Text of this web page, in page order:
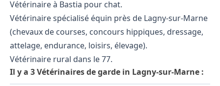
Vétérinaire à Bastia pour chat.
Vétérinaire spécialisé équin près de Lagny-sur-Marne
(chevaux de courses, concours hippiques, dressage,
attelage, endurance, loisirs, élevage).
Vétérinaire rural dans le 77.
Il y a 3 Vétérinaires de garde in Lagny-sur-Marne :